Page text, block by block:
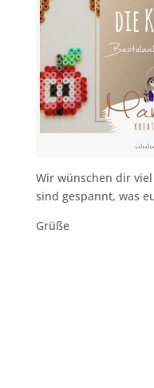
Wir wünschen dir
sind gespannt, was
Grüße